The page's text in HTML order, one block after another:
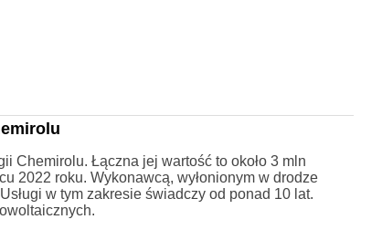
Chemirolu. Łączna jej wartość to około 3 mln
2022 roku. Wykonawcą, wyłonionym w drodze
w tym zakresie świadczy od ponad 10 lat.